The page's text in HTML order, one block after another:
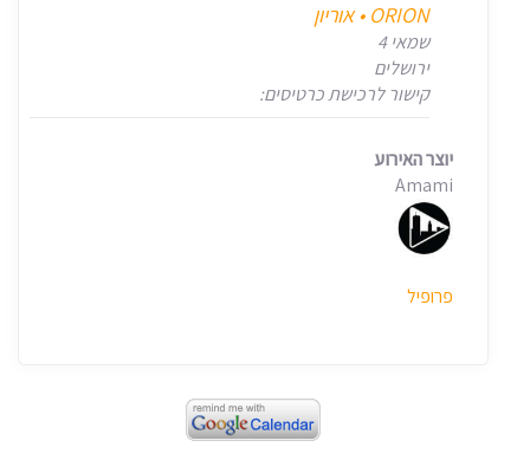
‎ORION • אוריון
שמאי 4
ירושלים
קישור לרכישת כרטיסים:
יוצר האירוע
Amami
פרופיל